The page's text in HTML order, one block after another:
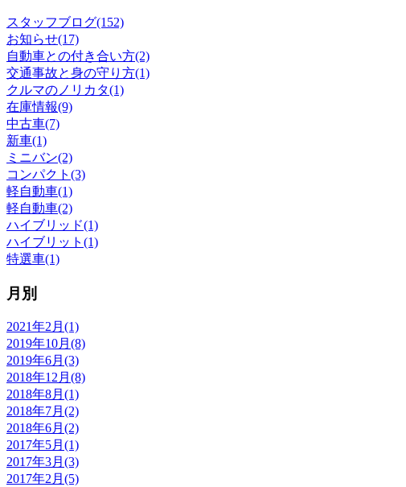
スタッフブログ(152)
お知らせ(17)
自動車との付き合い方(2)
交通事故と身の守り方(1)
クルマのノリカタ(1)
在庫情報(9)
中古車(7)
新車(1)
ミニバン(2)
コンパクト(3)
軽自動車(1)
軽自動車(2)
ハイブリッド(1)
ハイブリット(1)
特選車(1)
月別
2021年2月(1)
2019年10月(8)
2019年6月(3)
2018年12月(8)
2018年8月(1)
2018年7月(2)
2018年6月(2)
2017年5月(1)
2017年3月(3)
2017年2月(5)